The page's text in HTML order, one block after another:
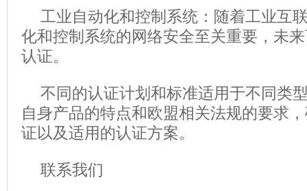
工业自动化和控制系统：随着工业互
化和控制系统的网络安全至关重要，未
认证。
不同的认证计划和标准适用于不同类
自身产品的特点和欧盟相关法规的要求
证以及适用的认证方案。
联系我们